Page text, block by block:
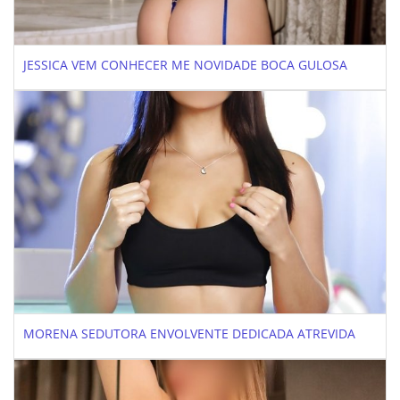
JESSICA VEM CONHECER ME NOVIDADE BOCA GULOSA
MORENA SEDUTORA ENVOLVENTE DEDICADA ATREVIDA